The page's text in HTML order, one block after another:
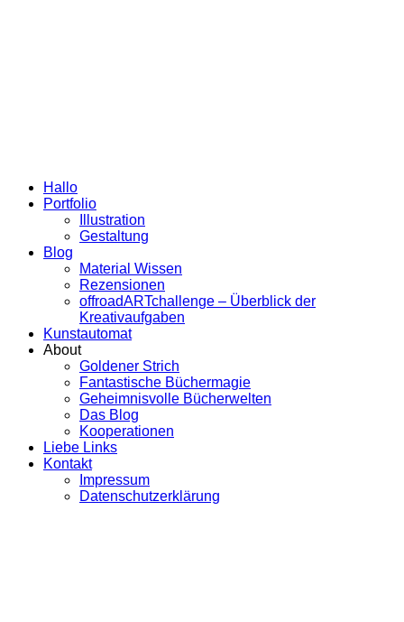
Hallo
Portfolio
Illustration
Gestaltung
Blog
Material Wissen
Rezensionen
offroadARTchallenge – Überblick der
Kreativaufgaben
Kunstautomat
About
Goldener Strich
Fantastische Büchermagie
Geheimnisvolle Bücherwelten
Das Blog
Kooperationen
Liebe Links
Kontakt
Impressum
Datenschutzerklärung